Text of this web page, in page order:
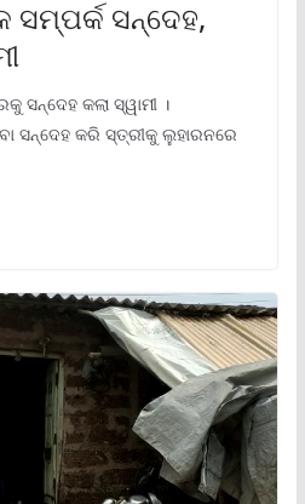
ସନ୍ଦେହ,
ସନ୍ଦେହ କଲା ସ୍ୱାମୀ ।
ସନ୍ଦେହ କରି ସ୍ତ୍ରୀକୁ ଲୁହାରନରେ